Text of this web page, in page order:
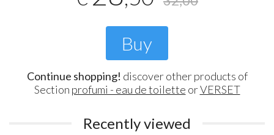
Buy
Continue shopping! discover other products of
Section profumi - eau de toilette orVERSET
Recently viewed